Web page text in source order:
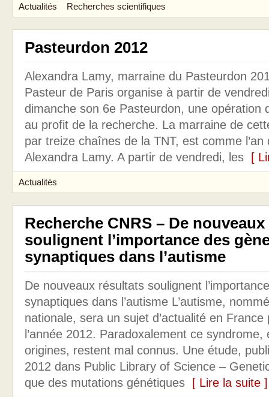
Actualités Recherches scientifiques
Pasteurdon 2012
Alexandra Lamy, marraine du Pasteurdon
Pasteur de Paris organise à partir de
dimanche son 6e Pasteurdon, une opération
au profit de la recherche. La marraine de
par treize chaînes de la TNT, est comme l’an
Alexandra Lamy. A partir de vendredi, les [
Actualités
Recherche CNRS – De
soulignent l’importance des
synaptiques dans l’autisme
De nouveaux résultats soulignent
synaptiques dans l’autisme L’autisme,
nationale, sera un sujet d’actualité en
l’année 2012. Paradoxalement ce
origines, restent mal connus. Une étude,
2012 dans Public Library of Science –
que des mutations génétiques [ Lire la suite ]